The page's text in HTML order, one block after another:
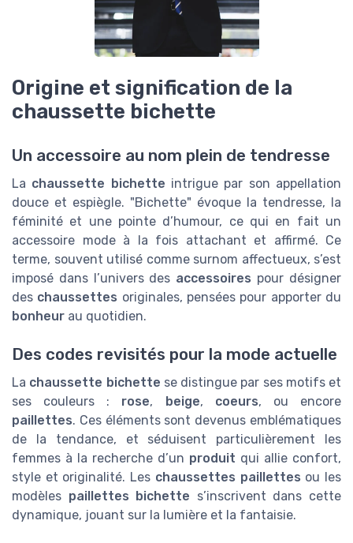
Origine et signification de la
chaussette bichette
Un accessoire au nom plein de tendresse
La chaussette bichette intrigue par son appellation
douce et espiègle. "Bichette" évoque la tendresse, la
féminité et une pointe d’humour, ce qui en fait un
accessoire mode à la fois attachant et affirmé. Ce
terme, souvent utilisé comme surnom affectueux, s’est
imposé dans l’univers des accessoires pour désigner
des chaussettes originales, pensées pour apporter du
bonheur au quotidien.
Des codes revisités pour la mode actuelle
La chaussette bichette se distingue par ses motifs et
ses couleurs : rose, beige, coeurs, ou encore
paillettes. Ces éléments sont devenus emblématiques
de la tendance, et séduisent particulièrement les
femmes à la recherche d’un produit qui allie confort,
style et originalité. Les chaussettes paillettes ou les
modèles paillettes bichette s’inscrivent dans cette
dynamique, jouant sur la lumière et la fantaisie.